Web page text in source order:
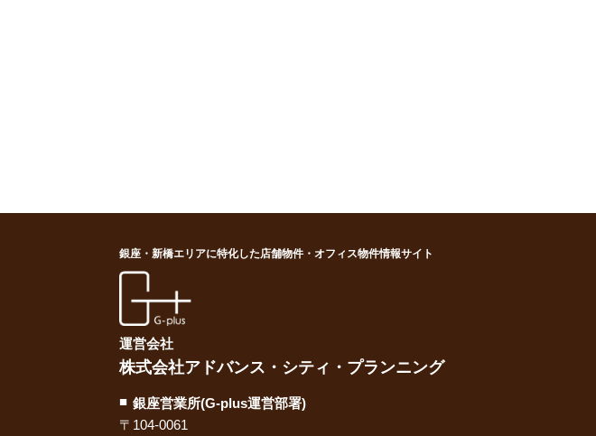
銀座・新橋エリアに特化した店舗物件・オフィス物件情報サイト
運営会社
株式会社アドバンス・シティ・プランニング
銀座営業所(G-plus運営部署)
〒104-0061